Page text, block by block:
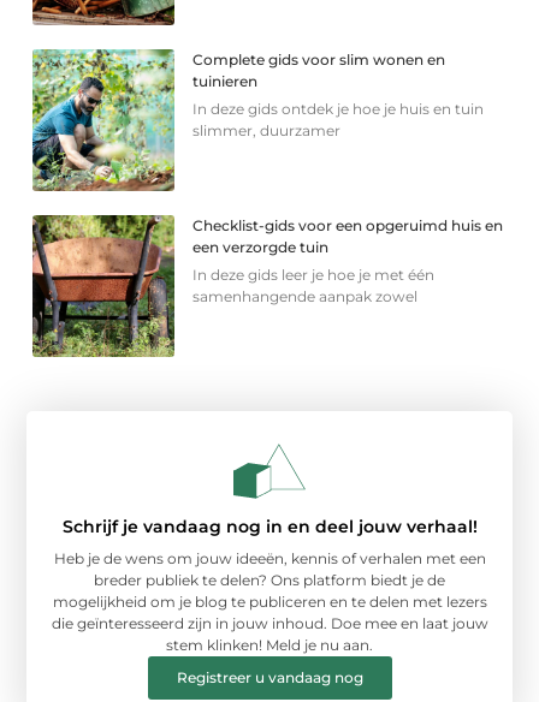
Complete gids voor slim wonen en
tuinieren
In deze gids ontdek je hoe je huis en tuin
slimmer, duurzamer
Checklist-gids voor een opgeruimd huis en
een verzorgde tuin
In deze gids leer je hoe je met één
samenhangende aanpak zowel
Schrijf je vandaag nog in en deel jouw verhaal!
Heb je de wens om jouw ideeën, kennis of verhalen met een
breder publiek te delen? Ons platform biedt je de
mogelijkheid om je blog te publiceren en te delen met lezers
die geïnteresseerd zijn in jouw inhoud. Doe mee en laat jouw
stem klinken! Meld je nu aan.
Registreer u vandaag nog